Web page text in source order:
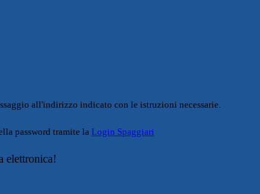
all'indirizzo indicato con le istruzioni necessarie.
password tramite la Login Spaggiari
elettronica!